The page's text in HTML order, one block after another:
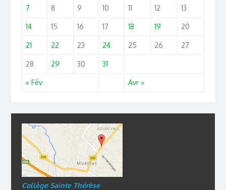
« Fév Avr »
7 8 9 10 11 12 13
14 15 16 17 18 19 20
21 22 23 24 25 26 27
28 29 30 31
Collège Sainte Thérèse